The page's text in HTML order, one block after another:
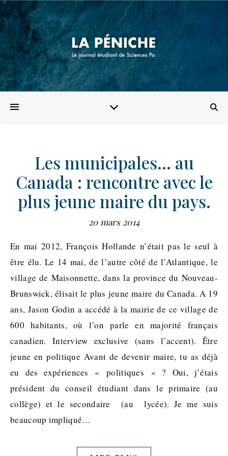
Les municipales… au
Canada : rencontre avec le
plus jeune maire du pays.
20 mars 2014
En mai 2012, François Hollande n’était pas le seul à
être élu. Le 14 mai, de l’autre côté de l’Atlantique, le
village de Maisonnette, dans la province du Nouveau-
Brunswick, élisait le plus jeune maire du Canada. A 19
ans, Jason Godin a accédé à la mairie de ce village de
600 habitants, où l’on parle en majorité français
canadien. Interview exclusive (sans l’accent). Être
jeune en politique Avant de devenir maire, tu as déjà
eu des expériences « politiques » ? Oui, j’étais
président du conseil étudiant dans le primaire (au
collège) et le secondaire (au lycée). Je me suis
beaucoup impliqué…